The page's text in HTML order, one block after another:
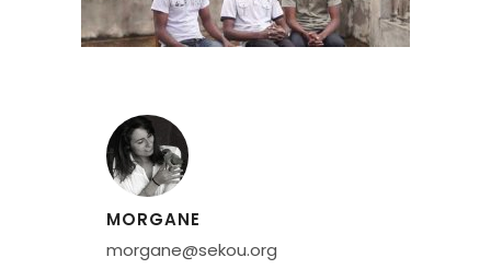
MORGANE
morgane@sekou.org